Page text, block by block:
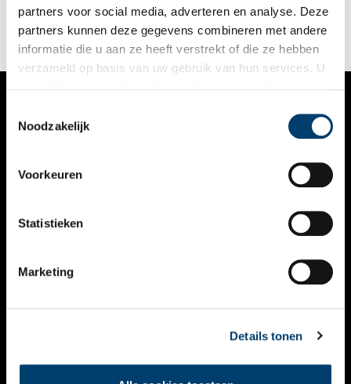
partners voor social media, adverteren en analyse. Deze
partners kunnen deze gegevens combineren met andere
informatie die u aan ze heeft verstrekt of die ze hebben
verzameld op basis van uw gebruik van hun services. U
Noodzakelijk
Voorkeuren
Statistieken
Marketing
Details tonen
VERHALEN
KALENDER
THEMA’S
VIDEO’S
CONTACT